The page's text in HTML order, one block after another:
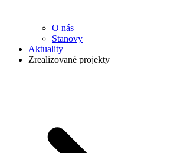
O nás
Stanovy
Aktuality
Zrealizované projekty